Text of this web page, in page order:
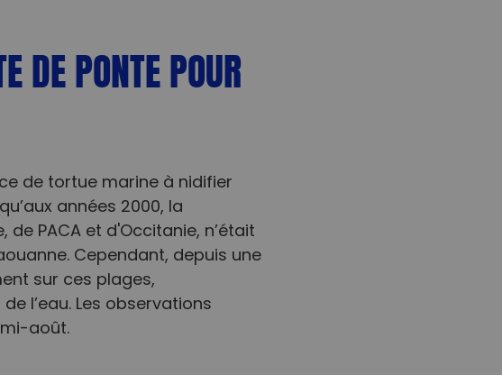
DE PONTE POUR
de tortue marine à nidifier
années 2000, la
PACA et d'Occitanie, n’était
Cependant, depuis une
sur ces plages,
l’eau. Les observations
août.